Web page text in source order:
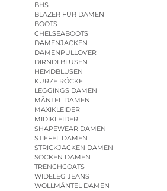
BHS
BLAZER FÜR DAMEN
BOOTS
CHELSEABOOTS
DAMENJACKEN
DAMENPULLOVER
DIRNDLBLUSEN
HEMDBLUSEN
KURZE RÖCKE
LEGGINGS DAMEN
MÄNTEL DAMEN
MAXIKLEIDER
MIDIKLEIDER
SHAPEWEAR DAMEN
STIEFEL DAMEN
STRICKJACKEN DAMEN
SOCKEN DAMEN
TRENCHCOATS
WIDELEG JEANS
WOLLMÄNTEL DAMEN